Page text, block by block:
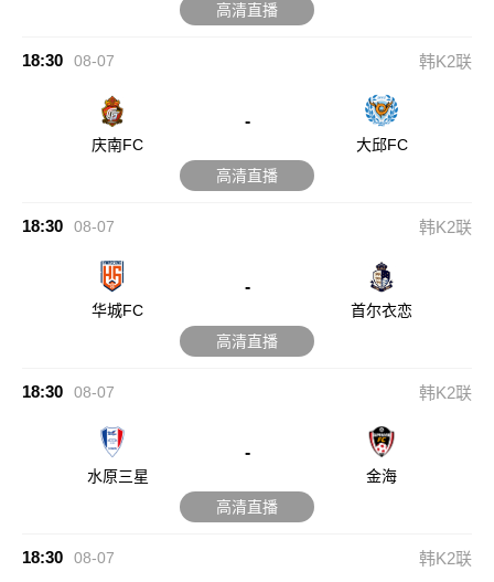
高清直播
18:30 08-07 韩K2联
庆南FC
-
大邱FC
高清直播
18:30 08-07 韩K2联
华城FC
-
首尔衣恋
高清直播
18:30 08-07 韩K2联
水原三星
-
金海
高清直播
18:30 08-07 韩K2联